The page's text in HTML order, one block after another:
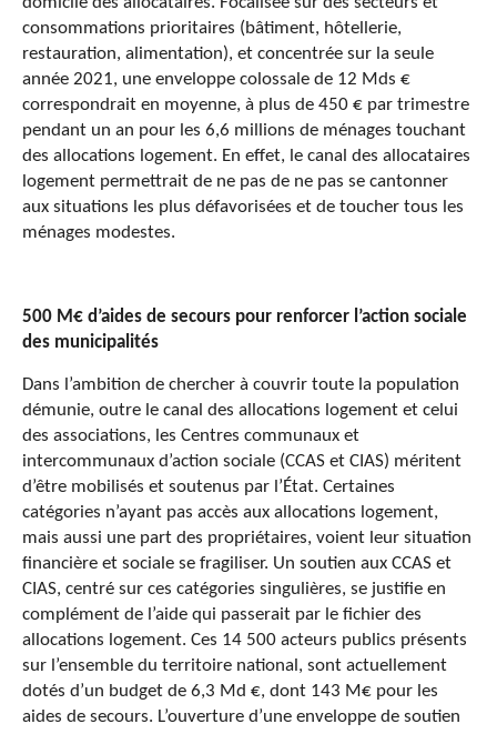
consommations prioritaires (bâtiment, hôtellerie,
restauration, alimentation), et concentrée sur la seule
année 2021, une enveloppe colossale de 12 Mds €
correspondrait en moyenne, à plus de 450 € par trimestre
pendant un an pour les 6,6 millions de ménages touchant
des allocations logement. En effet, le canal des allocataires
logement permettrait de ne pas de ne pas se cantonner
aux situations les plus défavorisées et de toucher tous les
ménages modestes.
500 M€ d’aides de secours pour renforcer l’action sociale
des municipalités
Dans l’ambition de chercher à couvrir toute la population
démunie, outre le canal des allocations logement et celui
des associations, les Centres communaux et
intercommunaux d’action sociale (CCAS et CIAS) méritent
d’être mobilisés et soutenus par l’État. Certaines
catégories n’ayant pas accès aux allocations logement,
mais aussi une part des propriétaires, voient leur situation
financière et sociale se fragiliser. Un soutien aux CCAS et
CIAS, centré sur ces catégories singulières, se justifie en
complément de l’aide qui passerait par le fichier des
allocations logement. Ces 14 500 acteurs publics présents
sur l’ensemble du territoire national, sont actuellement
dotés d’un budget de 6,3 Md €, dont 143 M€ pour les
aides de secours. L’ouverture d’une enveloppe de soutien